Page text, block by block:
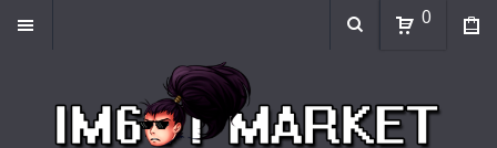
0